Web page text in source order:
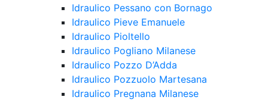
Idraulico Pessano con Bornago
Idraulico Pieve Emanuele
Idraulico Pioltello
Idraulico Pogliano Milanese
Idraulico Pozzo D’Adda
Idraulico Pozzuolo Martesana
Idraulico Pregnana Milanese